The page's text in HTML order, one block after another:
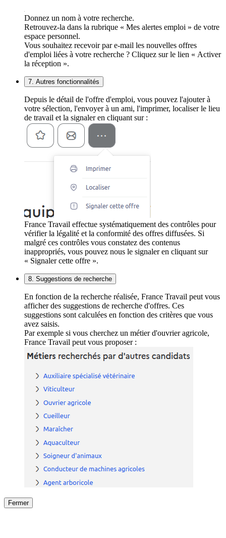
Donnez un nom à votre recherche.
Retrouvez-la dans la rubrique « Mes alertes emploi » de votre
espace personnel.
Vous souhaitez recevoir par e-mail les nouvelles offres
d'emploi liées à votre recherche ? Cliquez sur le lien « Activer
la réception ».
7. Autres fonctionnalités
Depuis le détail de l'offre d'emploi, vous pouvez l'ajouter à
votre sélection, l'envoyer à un ami, l'imprimer, localiser le lieu
de travail et la signaler en cliquant sur :
France Travail effectue systématiquement des contrôles pour
vérifier la légalité et la conformité des offres diffusées. Si
malgré ces contrôles vous constatez des contenus
inappropriés, vous pouvez nous le signaler en cliquant sur
« Signaler cette offre ».
8. Suggestions de recherche
En fonction de la recherche réalisée, France Travail peut vous
afficher des suggestions de recherche d'offres. Ces
suggestions sont calculées en fonction des critères que vous
avez saisis.
Par exemple si vous cherchez un métier d'ouvrier agricole,
France Travail peut vous proposer :
Fermer